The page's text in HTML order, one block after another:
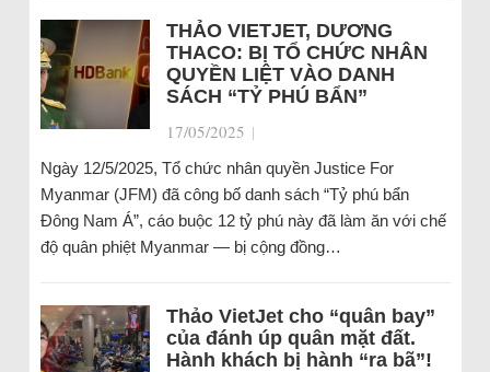
THẢO VIETJET, DƯƠNG
THACO: BỊ TỔ CHỨC NHÂN
QUYỀN LIỆT VÀO DANH
SÁCH “TỶ PHÚ BẨN”
17/05/2025 |
Ngày 12/5/2025, Tổ chức nhân quyền Justice For
Myanmar (JFM) đã công bố danh sách “Tỷ phú bẩn
Đông Nam Á”, cáo buộc 12 tỷ phú này đã làm ăn với chế
độ quân phiệt Myanmar — bị cộng đồng…
Thảo VietJet cho “quân bay”
của đánh úp quân mặt đất.
Hành khách bị hành “ra bã”!